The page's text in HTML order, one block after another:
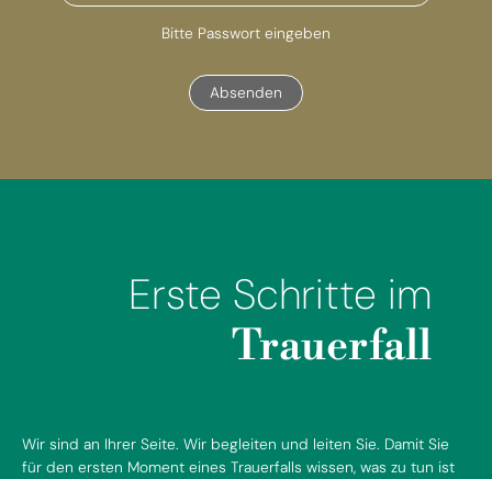
Bitte Passwort eingeben
Absenden
Erste Schritte im
Trauerfall
Wir sind an Ihrer Seite. Wir begleiten und leiten Sie. Damit Sie
für den ersten Moment eines Trauerfalls wissen, was zu tun ist